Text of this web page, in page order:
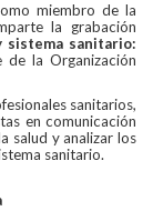
miembro de la
la grabación
sistema sanitario:
de la Organización
sanitarios,
en comunicación
salud y analizar los
sanitario.